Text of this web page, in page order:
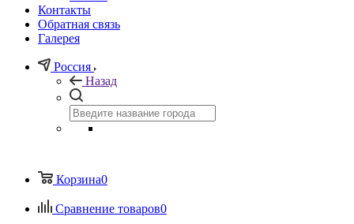
Контакты
Обратная связь
Галерея
Россия
Назад
Корзина0
Сравнение товаров0